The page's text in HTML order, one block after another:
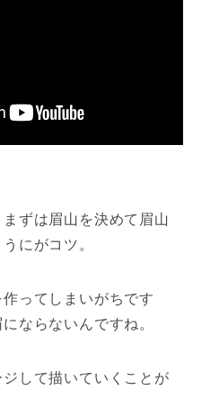
ずは眉山を決めて眉山
にがコツ。
ってしまいがちです
ならないんですね。
して描いていくことが